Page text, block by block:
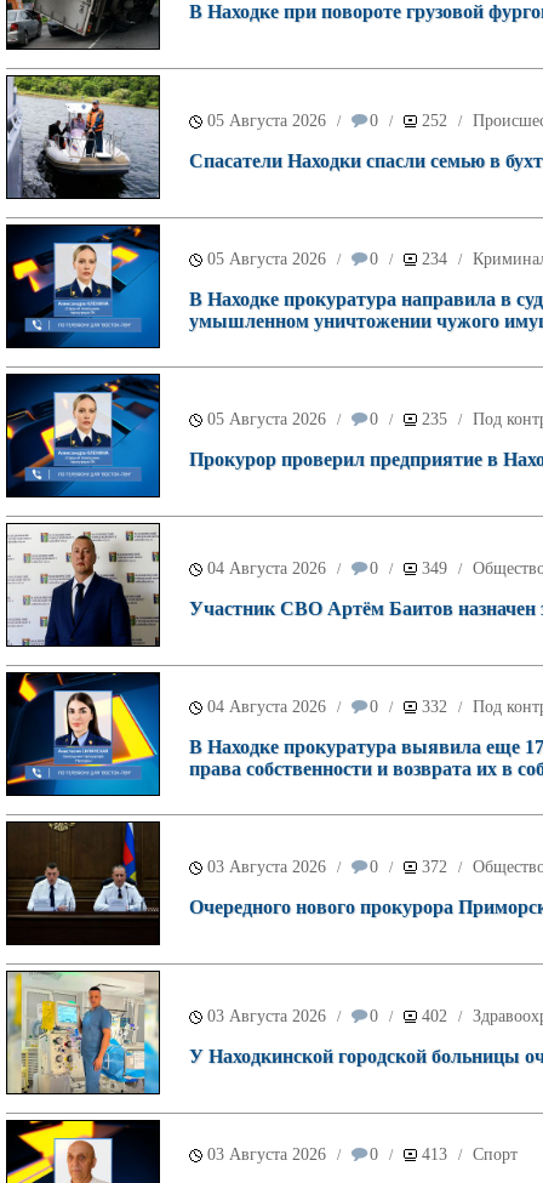
В Находке при повороте грузовой
05 Августа 2026 / 0 / 252 /
Спасатели Находки спасли семью в
05 Августа 2026 / 0 / 234 /
В Находке прокуратура направила в
умышленном уничтожении чужого
05 Августа 2026 / 0 / 235 / Под
Прокурор проверил предприятие в
04 Августа 2026 / 0 / 349 /
Участник СВО Артём Баитов назначен
04 Августа 2026 / 0 / 332 / Под
В Находке прокуратура выявила еще
права собственности и возврата их в
03 Августа 2026 / 0 / 372 /
Очередного нового прокурора
03 Августа 2026 / 0 / 402 /
У Находкинской городской больницы
03 Августа 2026 / 0 / 413 / Спорт